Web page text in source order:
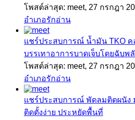
โพสต์ล่าสุด: meet, 27 กรกฎา
อำเภอรักอ่าน
แชร์ประสบการณ์ น้ำมัน TKO ค
บรรเทาอาการบาดเจ็บโดยฉับพ
โพสต์ล่าสุด: meet, 27 กรกฎา
อำเภอรักอ่าน
แชร์ประสบการณ์ พัดลมติดผนัง
ติดตั้งง่าย ประหยัดพื้นที่